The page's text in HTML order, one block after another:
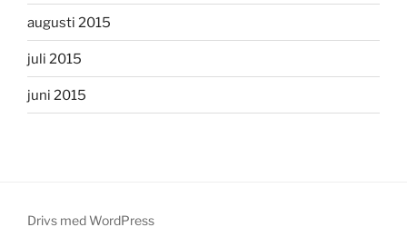
augusti 2015
juli 2015
juni 2015
Drivs med WordPress